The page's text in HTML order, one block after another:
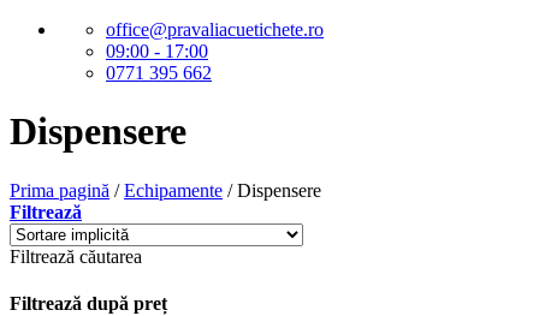
office@pravaliacuetichete.ro
09:00 - 17:00
0771 395 662
Dispensere
Prima pagină / Echipamente /Dispensere
Filtrează
Filtrează căutarea
Filtrează după preț